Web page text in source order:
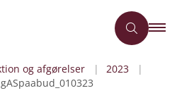
og afgørelser
2023